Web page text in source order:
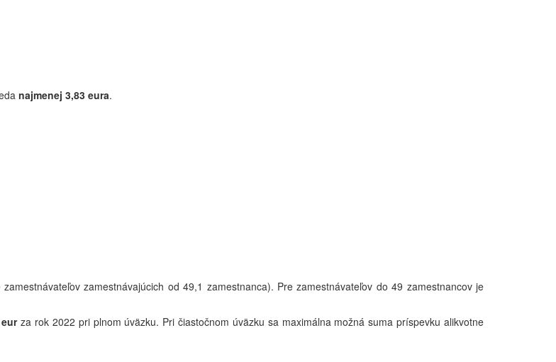
najmenej 3,83 eura.
zamestnávajúcich od 49,1 zamestnanca). Pre zamestnávateľov do 49 zamestnancov je
eurza rok 2022 pri plnom úväzku. Pri čiastočnom úväzku sa maximálna možná suma príspevku alikvotne